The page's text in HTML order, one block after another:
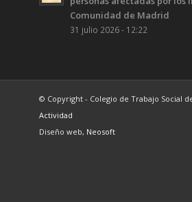
Comunidad de Madrid
31 julio 2026 - 12:22
© Copyright - Colegio de Trabajo Social
Actividad
Diseño web, Neosoft